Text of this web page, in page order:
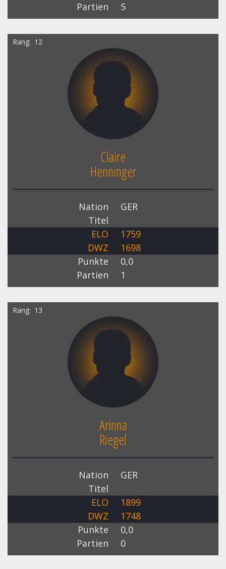
Partien
5
Rang 12
Claire
Henninger
Nation
GER
Titel
ELO
1759
DWZ
1698
Punkte
0,0
Partien
1
Rang 13
Arinna
Riegel
Nation
GER
Titel
ELO
1899
DWZ
1748
Punkte
0,0
Partien
0